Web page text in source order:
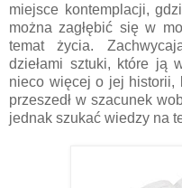
miejsce kontemplacji,
można zagłębić się w
temat życia.
dziełami sztuki, które ją
nieco więcej o jej historii,
przeszedł w szacunek
jednak szukać wiedzy na